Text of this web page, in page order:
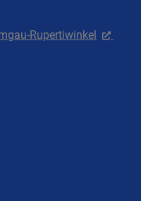
Rupertiwinkel